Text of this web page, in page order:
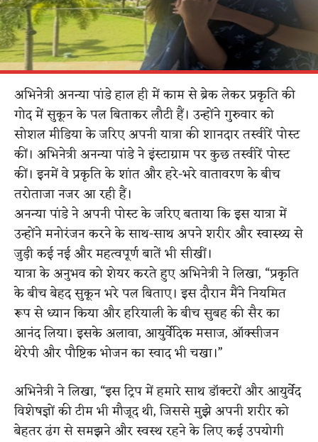
अभिनेत्री अनन्या पांडे हाल ही में काम से ब्रेक लेकर प्रकृति की
गोद में सुकून के पल बिताकर लौटी हैं। उन्होंने गुरुवार को
सोशल मीडिया के जरिए अपनी यात्रा की शानदार तस्वीरें पोस्ट
कीं। अभिनेत्री अनन्या पांडे ने इंस्टाग्राम पर कुछ तस्वीरें पोस्ट
कीं। इनमें वे प्रकृति के शांत और हरे-भरे वातावरण के बीच
तरोताजा नजर आ रही हैं।
अनन्या पांडे ने अपनी पोस्ट के जरिए बताया कि इस यात्रा में
उन्होंने मनोरंजन करने के साथ-साथ अपने शरीर और स्वास्थ्य से
जुड़ी कई नई और महत्वपूर्ण बातें भी सीखीं।
यात्रा के अनुभव को शेयर करते हुए अभिनेत्री ने लिखा, “प्रकृति
के बीच बेहद सुकून भरे पल बिताए। इस दौरान मैंने नियमित
रूप से ध्यान किया और हरियाली के बीच सुबह की सैर का
आनंद लिया। इसके अलावा, आयुर्वेदिक मसाज, ऑक्सीजन
थेरेपी और पौष्टिक भोजन का स्वाद भी चखा।”
अभिनेत्री ने लिखा, “इस ट्रिप में हमारे साथ डॉक्टरों और आयुर्वेद
विशेषज्ञों की टीम भी मौजूद थी, जिससे मुझे अपनी शरीर को
बेहतर ढंग से समझने और स्वस्थ रहने के लिए कई उपयोगी